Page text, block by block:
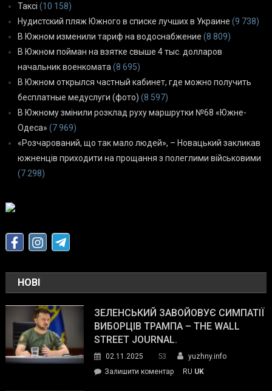
Таксі (10 158)
Нудистский пляж Южного в списке лучших в Украине (9 738)
В Южном изменили тариф на водоснабжение (8 809)
В Южном пойман на взятке свыше 4 тыс. долларов
начальник военкомата (8 695)
В Южном открылся частный кабинет, где можно получить
бесплатные медуслуги (фото) (8 597)
В Южному змінили розклад руху маршрутки №68 «Южне-
Одеса» (7 969)
«Розчарований, що так мало людей», – Новацький закликав
южненців приходити на прощання з полеглими військовими
(7 298)
НОВІ
ЗЕЛЕНСЬКИЙ ЗАВОЙОВУЄ СИМПАТІЇ
ВИБОРЦІВ ТРАМПА – THE WALL
STREET JOURNAL.
02.11.2025 53
yuzhny.info
Залишити коментарon
RU UK